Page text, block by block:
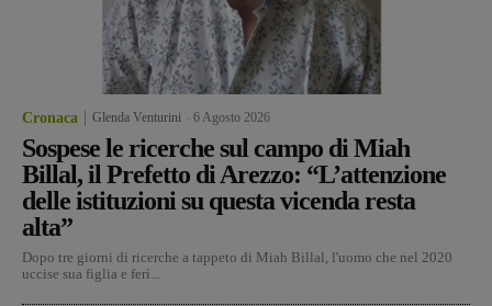
Cronaca Glenda Venturini 6 Agosto 2026
Sospese le ricerche sul campo di Miah
Billal, il Prefetto di Arezzo: “L’attenzione
delle istituzioni su questa vicenda resta
alta”
Dopo tre giorni di ricerche a tappeto di Miah Billal, l'uomo che nel 2020
uccise sua figlia e ferì...